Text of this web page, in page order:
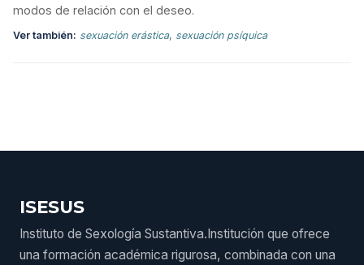
modos de relación con el deseo.
Ver también: sexuación erástica, sexuación psíquica
ISESUS
Instituto de Sexología Sustantiva.Institución que ofrece
una formación académica rigurosa, combinada con una